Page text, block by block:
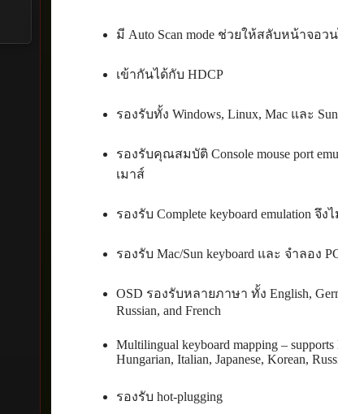
มี Auto Scan mode ช่วยให้สลับหน้าจอ
เข้ากันได้กับ HDCP
รองรับทั้ง Windows, Linux, Mac และ
รองรับคุณสมบัติ Console mouse port
เมาส์
รองรับ Complete keyboard emulation
รองรับ Mac/Sun keyboard และ จำลอง
OSD รองรับหลายภาษา ทั้ง English,
Russian, and French
Multilingual keyboard mapping –
Hungarian, Italian, Japanese, Korean,
รองรับ hot-plugging